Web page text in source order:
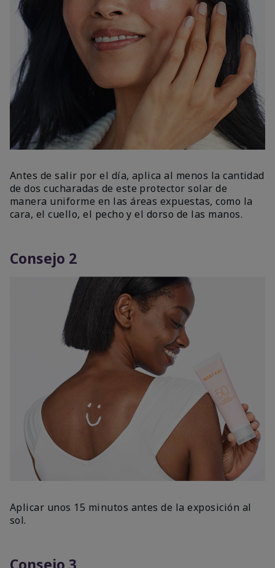
Antes de salir por el día, aplica al menos la cantidad
de dos cucharadas de este protector solar de
manera uniforme en las áreas expuestas, como la
cara, el cuello, el pecho y el dorso de las manos.
Consejo 2
Aplicar unos 15 minutos antes de la exposición al
sol.
Consejo 3